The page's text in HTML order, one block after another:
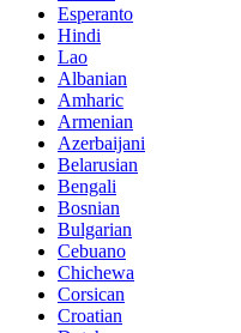
Esperanto
Hindi
Lao
Albanian
Amharic
Armenian
Azerbaijani
Belarusian
Bengali
Bosnian
Bulgarian
Cebuano
Chichewa
Corsican
Croatian